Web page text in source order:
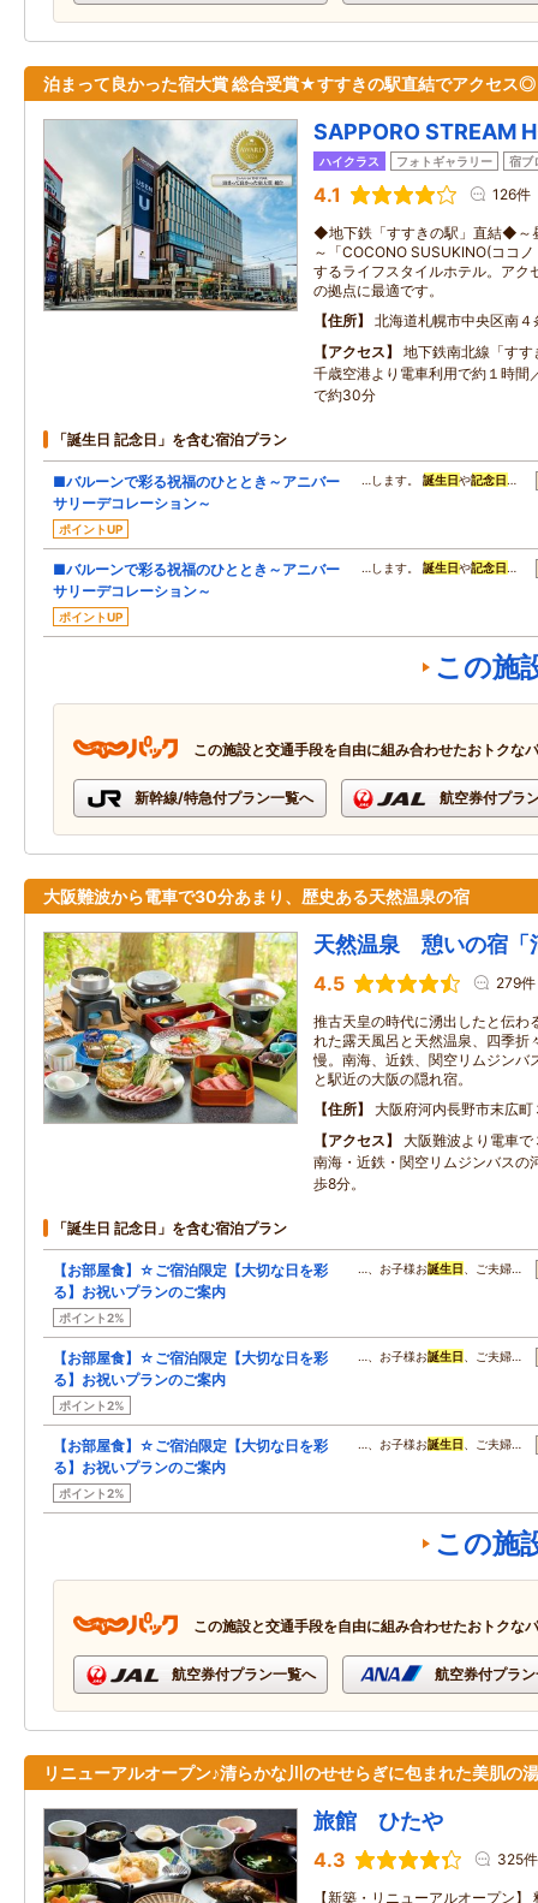
泊まって良かった宿大賞 総合受賞★すすきの駅直結でアクセス◎
SAPPORO STREAM
ハイクラス フォトギャラリー 宿ブ
4.1 126件
◆地下鉄「すすきの駅」直結◆～
～「COCONO SUSUKINO(ココ
するライフスタイルホテル。ア
の拠点に最適です。
住所
北海道札幌市中央区南
アクセス
地下鉄南北線「す
千歳空港より電車利用で約１時間
で約30分
「誕生日 記念日」を含む宿泊プラン
■バルーンで彩る祝福のひととき～アニバー
サリーデコレーション～
ポイントUP
…します。誕生日や記念日 …
■バルーンで彩る祝福のひととき～アニバー
サリーデコレーション～
ポイントUP
…します。誕生日や記念日 …
この施
この施設と交通手段を自由に組み合わせたおトクな
新幹線/特急付プラン一覧へ 航空券付プラ
大阪難波から電車で30分あまり、歴史ある天然温泉の宿
天然温泉 憩いの宿「
4.5 279件
推古天皇の時代に湧出したと伝わ
れた露天風呂と天然温泉、四季折
慢。南海、近鉄、関空リムジンバ
と駅近の大阪の隠れ宿。
住所
大阪府河内長野市末広町
アクセス
大阪難波より電車
南海・近鉄・関空リムジンバスの
歩8分。
「誕生日 記念日」を含む宿泊プラン
【お部屋食】☆ご宿泊限定【大切な日を彩
る】お祝いプランのご案内
ポイント2%
…、お子様お誕生日 、ご夫婦…
【お部屋食】☆ご宿泊限定【大切な日を彩
る】お祝いプランのご案内
ポイント2%
…、お子様お誕生日 、ご夫婦…
【お部屋食】☆ご宿泊限定【大切な日を彩
る】お祝いプランのご案内
ポイント2%
…、お子様お誕生日 、ご夫婦…
この施
この施設と交通手段を自由に組み合わせたおトクな
航空券付プラン一覧へ 航空券付プラ
リニューアルオープン♪清らかな川のせせらぎに包まれた美肌の湯
旅館 ひたや
4.3 325件
【新築・リニューアルオープン